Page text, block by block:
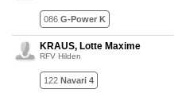
086 G-Power K
KRAUS, Lotte Maxime
RFV Hilden
122 Navari 4